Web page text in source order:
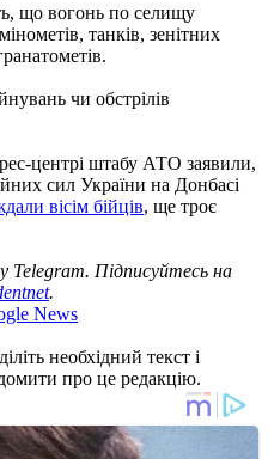
що вогонь по селищу
танків, зенітних
чи обстрілів
центрі штабу АТО заявили,
сил України на Донбасі
вісім бійців, ще троє
Telegram. Підписуйтесь на
.
News
необхідний текст і
про це редакцію.